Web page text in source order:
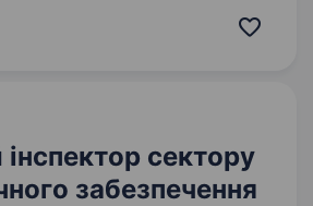
потреб, вміння
сектору
забезпечення